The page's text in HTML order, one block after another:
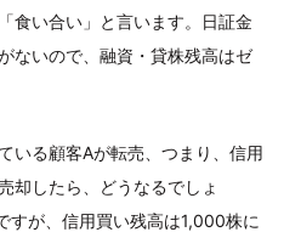
食い合い」と言います。日証金
ないので、融資・貸株残高はゼ
いる顧客Aが転売、つまり、信用
却したら、どうなるでしょ
が、信用買い残高は1,000株に